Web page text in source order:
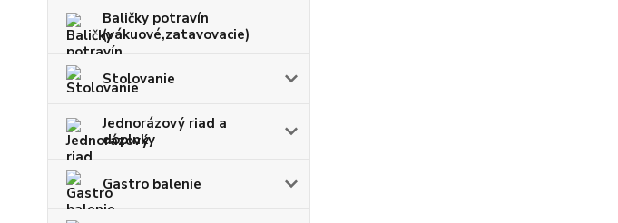
Baličky potravín
(vákuové,zatavovacie)
Stolovanie
Jednorázový riad a
doplnky
Gastro balenie